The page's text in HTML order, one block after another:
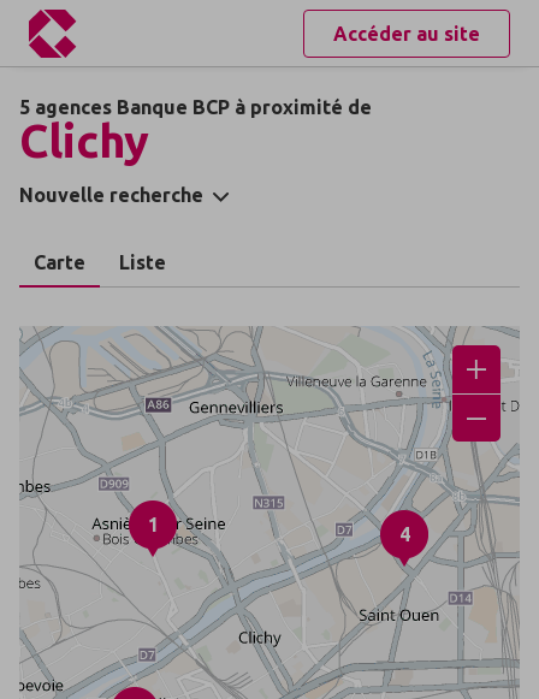
Accéder au site
5 agences Banque BCP à proximité de
Clichy
Nouvelle recherche
Carte Liste
4
1